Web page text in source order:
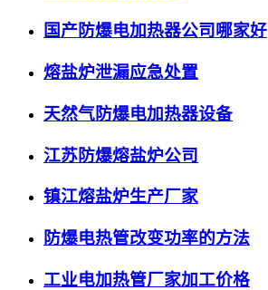
国产防爆电加热器公司哪家好
熔盐炉泄漏应急处置
天然气防爆电加热器设备
江苏防爆熔盐炉公司
镇江熔盐炉生产厂家
防爆电热管改变功率的方法
工业电加热管厂家加工价格